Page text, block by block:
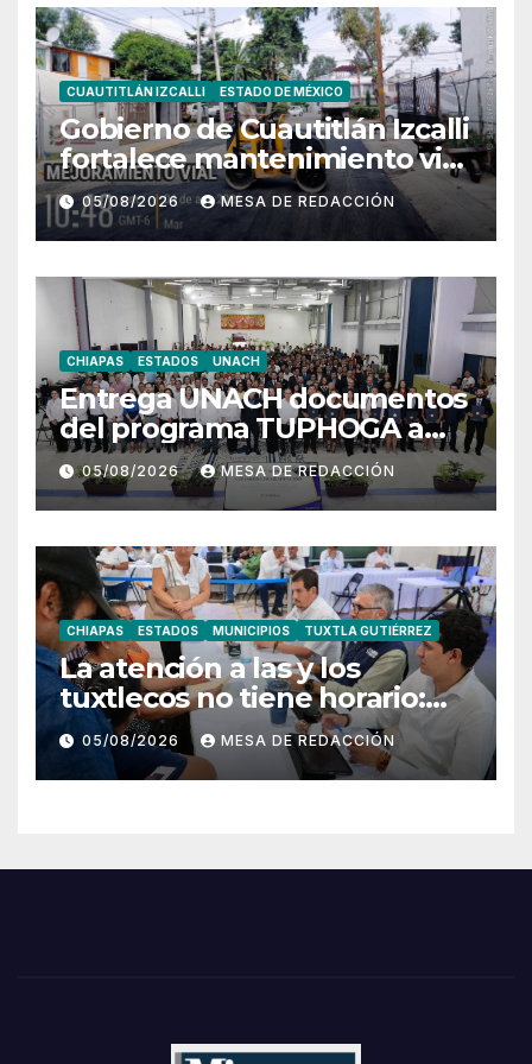
CUAUTITLÁN IZCALLI ESTADO DE MÉXICO
Gobierno de Cuautitlán Izcalli
fortalece mantenimiento vial
con trabajos de bacheo en
distintos puntos del
municipio
05/08/2026 MESA DE REDACCIÓN
CHIAPAS ESTADOS UNACH
Entrega UNACH documentos
del programa TUPHOGA a
129 egresados de posgrado
05/08/2026 MESA DE REDACCIÓN
CHIAPAS ESTADOS MUNICIPIOS TUXTLA GUTIÉRREZ
La atención a las y los
tuxtlecos no tiene horario:
Angel Torres
05/08/2026 MESA DE REDACCIÓN